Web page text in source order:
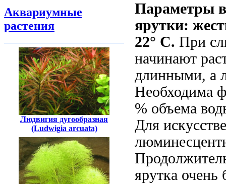
Аквариумные
растения
Людвигия дугообразная
(Ludwigia arcuata)
Параметры
ярутки:
22° С. При
начинают
длинными, а
Необходима
% объема
Для
ярутка очень